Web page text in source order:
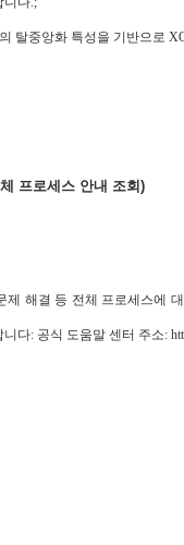
탈중앙화 특성을 기반으로
프로세스 안내 조회)
제 해결 등 전체 프로세스에
다: 공식 도움말 센터 주소: